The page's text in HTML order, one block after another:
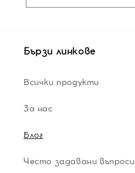
Бързи линкове
Всички продукти
За нас
Блог
Често задавани въпроси